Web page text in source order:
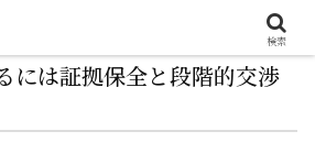
には証拠保全と段階的交渉
検索